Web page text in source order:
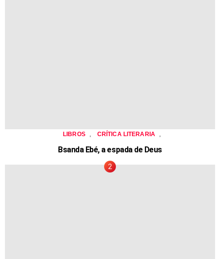
LIBROS CRÍTICA LITERARIA
Bsanda Ebé, a espada de Deus